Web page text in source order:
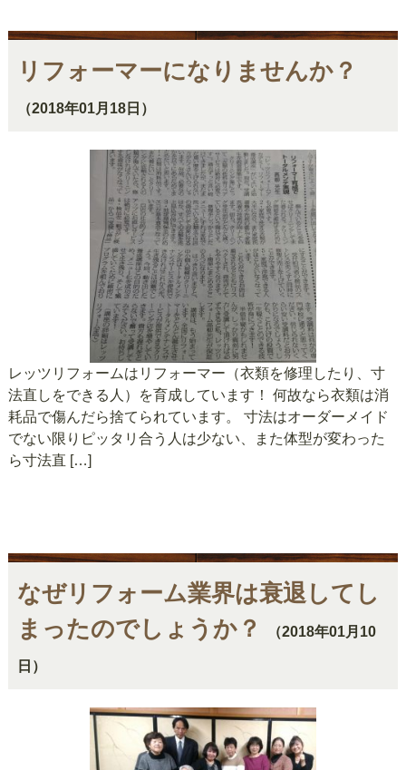
リフォーマーになりませんか？
（2018年01月18日）
レッツリフォームはリフォーマー（衣類を修理したり、寸
法直しをできる人）を育成しています！ 何故なら衣類は消
耗品で傷んだら捨てられています。 寸法はオーダーメイド
でない限りピッタリ合う人は少ない、また体型が変わった
ら寸法直 […]
なぜリフォーム業界は衰退してし
まったのでしょうか？
（2018年01月10
日）